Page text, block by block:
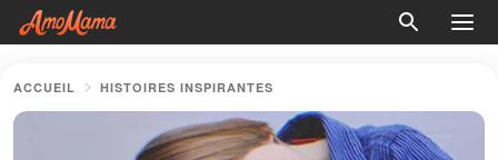
ACCUEIL HISTOIRES INSPIRANTES